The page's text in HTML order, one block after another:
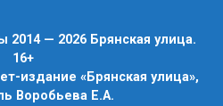
— 2026 Брянская улица.
16+
издание «Брянская улица»,
Воробьева Е.А.